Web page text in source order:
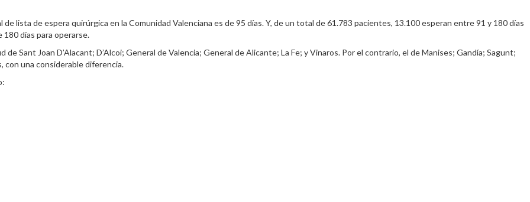
lista de espera quirúrgica en la Comunidad Valenciana es de 95 días. Y, de un total de 61.783 pacientes, 13.100 esperan entre 91 y 180 días
días para operarse.
Sant Joan D’Alacant; D’Alcoi; General de Valencia; General de Alicante; La Fe; y Vinaros. Por el contrario, el de Manises; Gandía; Sagunt;
con una considerable diferencia.